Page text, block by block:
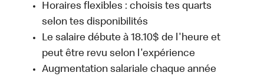
Horaires flexibles : choisis tes quarts
selon tes disponibilités
Le salaire débute à 18.10$ de l'heure et
peut être revu selon l'expérience
Augmentation salariale chaque année